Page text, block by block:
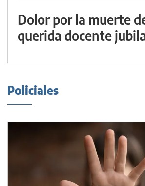
Dolor por la muerte
querida docente
Policiales